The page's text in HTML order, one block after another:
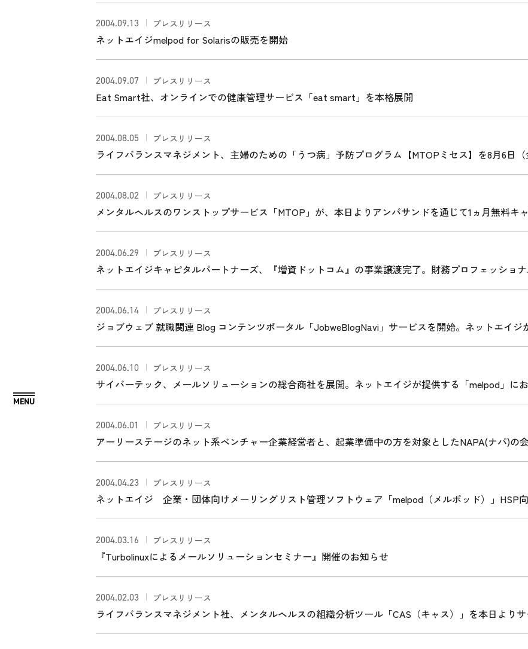
2004.09.13 プレスリリース
ネットエイジmelpod for Solarisの販売を開始
2004.09.07 プレスリリース
Eat Smart社、オンラインでの健康管理サービス「eat smart」を本格展開
2004.08.05 プレスリリース
ライフバランスマネジメント、主婦のための「うつ病」予防プログラム【MTOPミセス】を8月6日
2004.08.02 プレスリリース
メンタルヘルスのワンストップサービス「MTOP」が、本日よりアンパサンドを通じて1ヵ月無料キ
2004.06.29 プレスリリース
ネットエイジキャピタルパートナーズ、『増資ドットコム』の事業譲渡完了。財務プロフェッショナ
2004.06.14 プレスリリース
ジョブウェブ 就職関連 Blog コンテンツポータル「JobweBlogNavi」サービスを開始。ネットエイジ
2004.06.10 プレスリリース
サイバーテック、メールソリューションの総合商社を展開。ネットエイジが提供する「melpod」に
2004.06.01 プレスリリース
アーリーステージのネット系ベンチャー企業経営者と、起業準備中の方を対象としたNAPA(ナパ)の
2004.04.23 プレスリリース
ネットエイジ 企業・団体向けメーリングリスト管理ソフトウェア「melpod（メルポッド）」HSP
2004.03.16 プレスリリース
『Turbolinuxによるメールソリューションセミナー』開催のお知らせ
2004.02.03 プレスリリース
ライフバランスマネジメント社、メンタルヘルスの組織分析ツール「CAS（キャス）」を本日より